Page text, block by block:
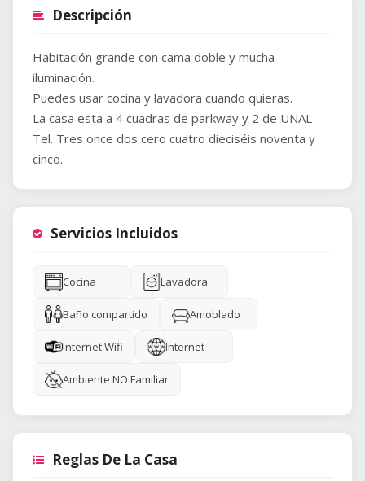
Descripción
Habitación grande con cama doble y mucha
iluminación.
Puedes usar cocina y lavadora cuando quieras.
La casa esta a 4 cuadras de parkway y 2 de UNAL
Tel. Tres once dos cero cuatro dieciséis noventa y
cinco.
Servicios Incluidos
Cocina Lavadora
Baño compartido Amoblado
Internet Wifi Internet
Ambiente NO Familiar
Reglas De La Casa